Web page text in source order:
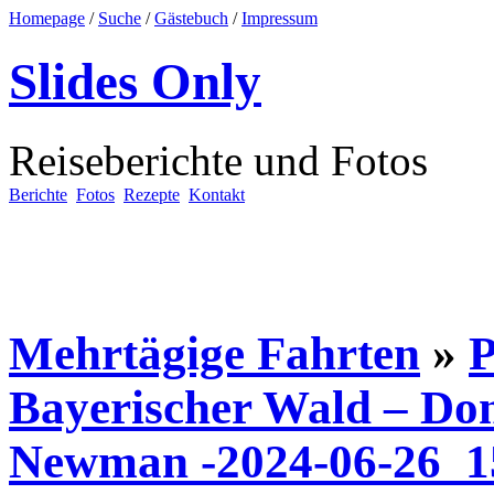
Homepage / Suche /Gästebuch /Impressum
Slides Only
Reiseberichte und Fotos
Berichte Fotos Rezepte Kontakt
Mehrtägige Fahrten »
Bayerischer Wald –
Newman -2024-06-